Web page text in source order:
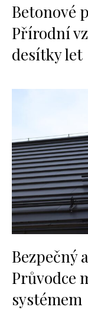
Betonové
Přírodní
desítky let
Bezpečný
Průvodce
systémem